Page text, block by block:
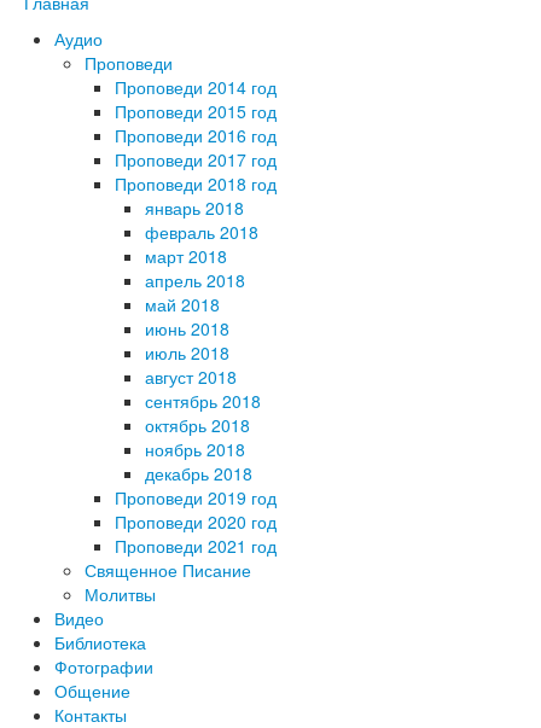
Аудио
Проповеди
Проповеди 2014 год
Проповеди 2015 год
Проповеди 2016 год
Проповеди 2017 год
Проповеди 2018 год
январь 2018
февраль 2018
март 2018
апрель 2018
май 2018
июнь 2018
июль 2018
август 2018
сентябрь 2018
октябрь 2018
ноябрь 2018
декабрь 2018
Проповеди 2019 год
Проповеди 2020 год
Проповеди 2021 год
Священное Писание
Молитвы
Видео
Библиотека
Фотографии
Общение
Контакты